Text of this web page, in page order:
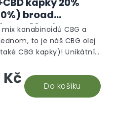
broad
10 ml -
režim
Kč Do košíku
kanabinoidů CBG a
to je náš CBG olej
CBG kapky)! Unikátní
se soustředit,
regenerovat a...